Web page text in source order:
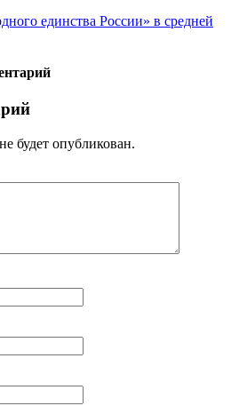
единства России» в средней
будет опубликован.